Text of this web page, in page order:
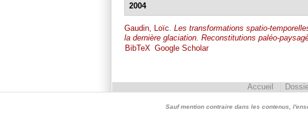
2004
Gaudin, Loïc Les transformations spatio-
la dernière glaciation. Reconstitutions paléo-
BibTeX Google Scholar
Accueil
Sauf mention contraire dans les contenus,